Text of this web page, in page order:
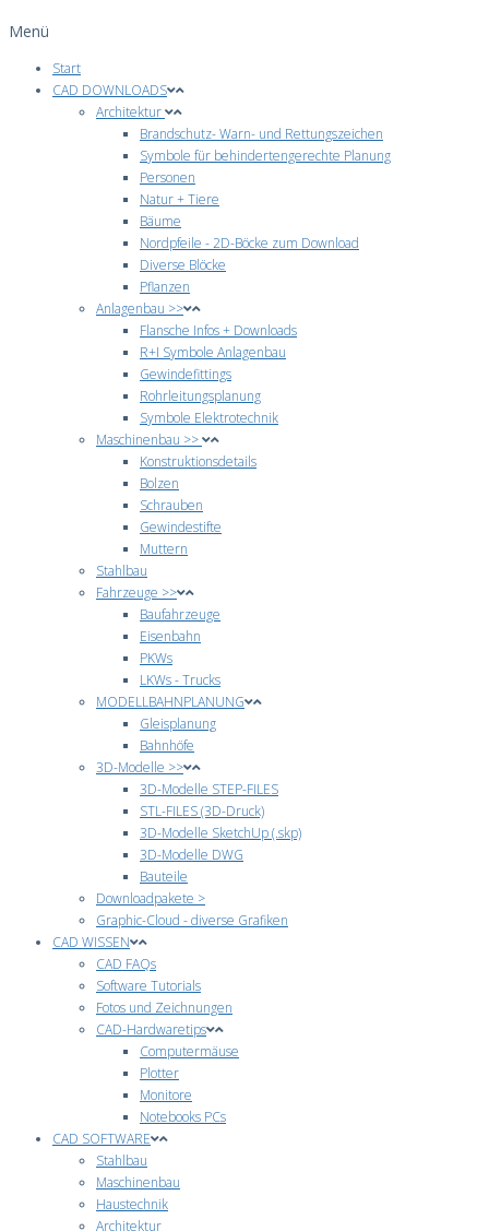
Menü
Start
CAD DOWNLOADS
Architektur
Brandschutz- Warn- und Rettungszeichen
Symbole für behindertengerechte Planung
Personen
Natur + Tiere
Bäume
Nordpfeile - 2D-Böcke zum Download
Diverse Blöcke
Pflanzen
Anlagenbau >>
Flansche Infos + Downloads
R+I Symbole Anlagenbau
Gewindefittings
Rohrleitungsplanung
Symbole Elektrotechnik
Maschinenbau >>
Konstruktionsdetails
Bolzen
Schrauben
Gewindestifte
Muttern
Stahlbau
Fahrzeuge >>
Baufahrzeuge
Eisenbahn
PKWs
LKWs - Trucks
MODELLBAHNPLANUNG
Gleisplanung
Bahnhöfe
3D-Modelle >>
3D-Modelle STEP-FILES
STL-FILES (3D-Druck)
3D-Modelle SketchUp (.skp)
3D-Modelle DWG
Bauteile
Downloadpakete >
Graphic-Cloud - diverse Grafiken
CAD WISSEN
CAD FAQs
Software Tutorials
Fotos und Zeichnungen
CAD-Hardwaretips
Computermäuse
Plotter
Monitore
Notebooks PCs
CAD SOFTWARE
Stahlbau
Maschinenbau
Haustechnik
Architektur